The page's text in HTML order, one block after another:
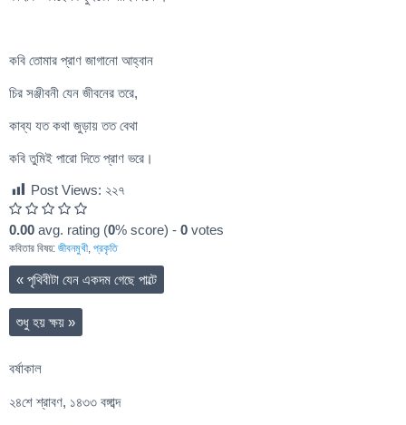
কবি তোমার প্রাণ জাগানো আহ্বান
চির সঞ্জীবনী যেন জীবনের তরে,
কাব্য যত কথা জুড়ায় তত বেথা
কবি তুমিই পারো দিতে প্রাণ ভরে।
Post Views: ২২৭
0.00 avg. rating (0% score) - 0 votes
কবিতার বিষয়: জীবনমুখী, প্রকৃতি
« পৃথিবীটা যেন একদম গেছে পাল্টে
শুধু হয় ক্ষয় »
বর্ষাকাল
২৪শে শ্রাবণ, ১৪৩৩ বঙ্গাব্দ